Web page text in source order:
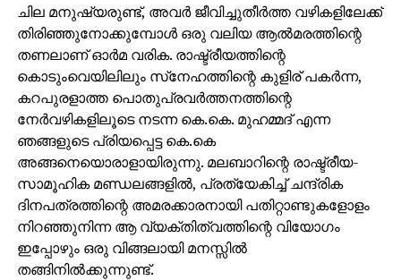
ചില മനുഷ്യരുണ്ട്, അവര്‍ ജീവിച്ചുതീര്‍ത്ത വഴികളിലേക്ക്
തിരിഞ്ഞുനോക്കുമ്പോള്‍ ഒരു വലിയ ആല്‍മരത്തിന്റെ
തണലാണ് ഓര്‍മ വരിക. രാഷ്ട്രീയത്തിന്റെ
കൊടുംവെയിലിലും സ്‌നേഹത്തിന്റെ കുളിര് പകര്‍ന്ന,
കറപുരളാത്ത പൊതുപ്രവര്‍ത്തനത്തിന്റെ
നേര്‍വഴികളിലൂടെ നടന്ന കെ.കെ. മുഹമ്മദ് എന്ന
ഞങ്ങളുടെ പ്രിയപ്പെട്ട കെ.കെ
അങ്ങനെയൊരാളായിരുന്നു. മലബാറിന്റെ രാഷ്ട്രീയ-
സാമൂഹിക മണ്ഡലങ്ങളില്‍, പ്രത്യേകിച്ച് ചന്ദ്രിക
ദിനപത്രത്തിന്റെ അമരക്കാരനായി പതിറ്റാണ്ടുകളോളം
നിറഞ്ഞുനിന്ന ആ വ്യക്തിത്വത്തിന്റെ വിയോഗം
ഇപ്പോഴും ഒരു വിങ്ങലായി മനസ്സില്‍
തങ്ങിനില്‍ക്കുന്നുണ്ട്.